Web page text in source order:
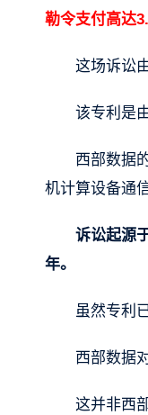
勒令支付高达
这场诉讼
该专利是
西部数据
机计算设备通
诉讼起源
年。
虽然专利
西部数据
这并非西